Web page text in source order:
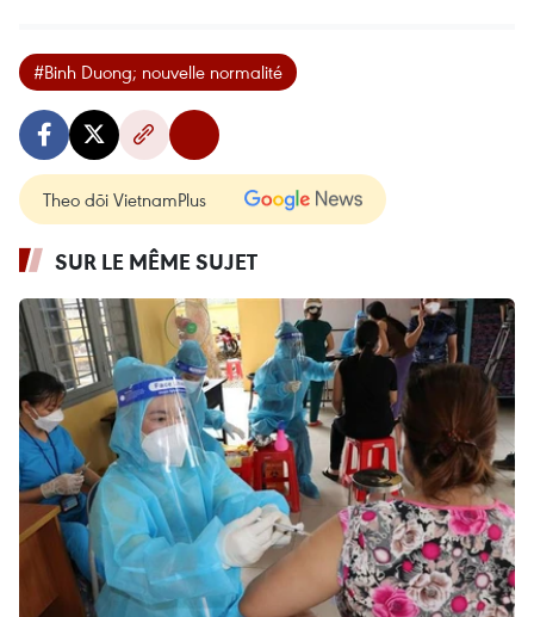
#Binh Duong; nouvelle normalité
Theo dõi VietnamPlus
SUR LE MÊME SUJET